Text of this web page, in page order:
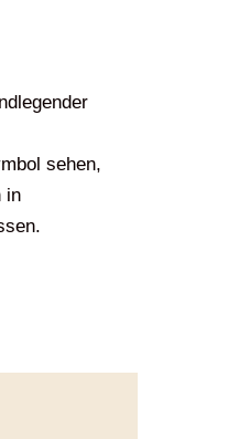
sehen,
in